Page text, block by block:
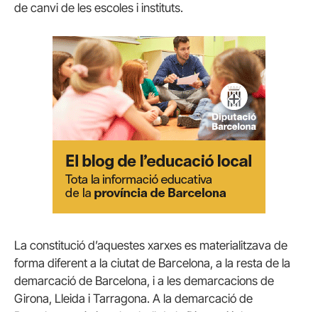
de canvi de les escoles i instituts.
La constitució d’aquestes xarxes es materialitzava de
forma diferent a la ciutat de Barcelona, a la resta de la
demarcació de Barcelona, i a les demarcacions de
Girona, Lleida i Tarragona. A la demarcació de